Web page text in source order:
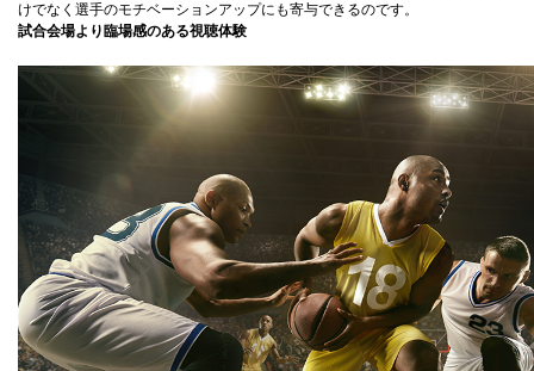
けでなく選手のモチベーションアップにも寄与できるのです。
試合会場より臨場感のある視聴体験